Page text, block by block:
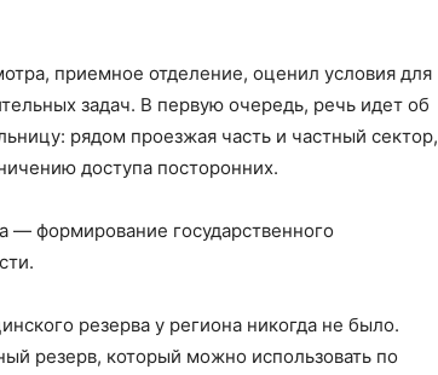
приемное отделение, оценил условия для
задач. В первую очередь, речь идет об
рядом проезжая часть и частный сектор,
доступа посторонних.
— формирование государственного
резерва у региона никогда не было.
резерв, который можно использовать по